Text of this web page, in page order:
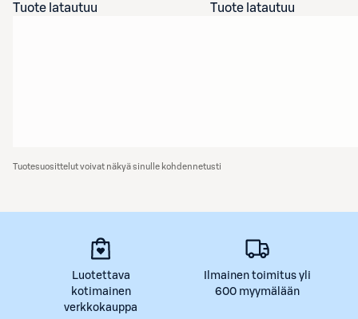
Tuote latautuu
Tuote latautuu
Tuotesuosittelut voivat näkyä sinulle kohdennetusti
Luotettava
kotimainen
verkkokauppa
Ilmainen toimitus yli
600 myymälään